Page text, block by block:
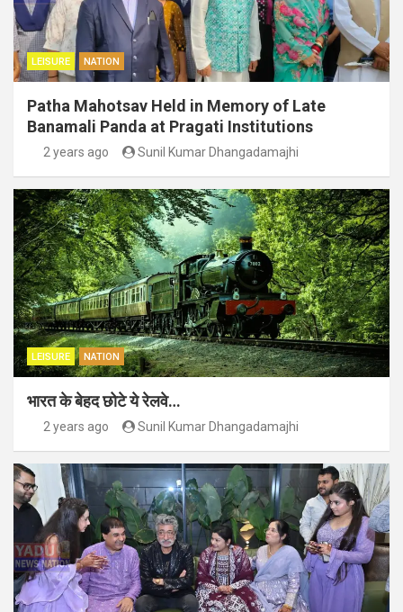
LEISURE NATION
Patha Mahotsav Held in Memory of Late
Banamali Panda at Pragati Institutions
2 years ago Sunil Kumar Dhangadamajhi
LEISURE NATION
भारत के बेहद छोटे ये रेलवे…
2 years ago Sunil Kumar Dhangadamajhi